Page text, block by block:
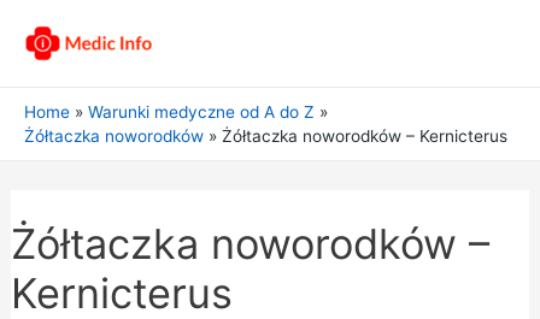
Home
Warunki medyczne od A do Z
Żółtaczka noworodków
Żółtaczka noworodków – Kernicterus
Żółtaczka noworodków –
Kernicterus